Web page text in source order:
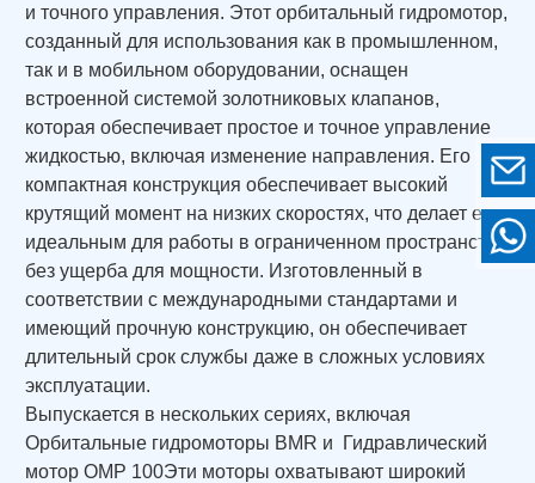
и точного управления. Этот орбитальный гидромотор,
созданный для использования как в промышленном,
так и в мобильном оборудовании, оснащен
встроенной системой золотниковых клапанов,
которая обеспечивает простое и точное управление
жидкостью, включая изменение направления. Его
компактная конструкция обеспечивает высокий
крутящий момент на низких скоростях, что делает его
идеальным для работы в ограниченном пространстве
без ущерба для мощности. Изготовленный в
соответствии с международными стандартами и
имеющий прочную конструкцию, он обеспечивает
длительный срок службы даже в сложных условиях
эксплуатации.
Выпускается в нескольких сериях, включая
Орбитальные гидромоторы BMR и
Гидравлический
мотор OMP 100Эти моторы охватывают широкий